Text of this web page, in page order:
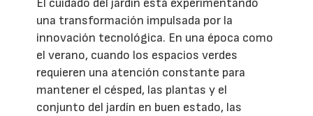
El cuidado del jardín está experimentando
una transformación impulsada por la
innovación tecnológica. En una época como
el verano, cuando los espacios verdes
requieren una atención constante para
mantener el césped, las plantas y el
conjunto del jardín en buen estado, las